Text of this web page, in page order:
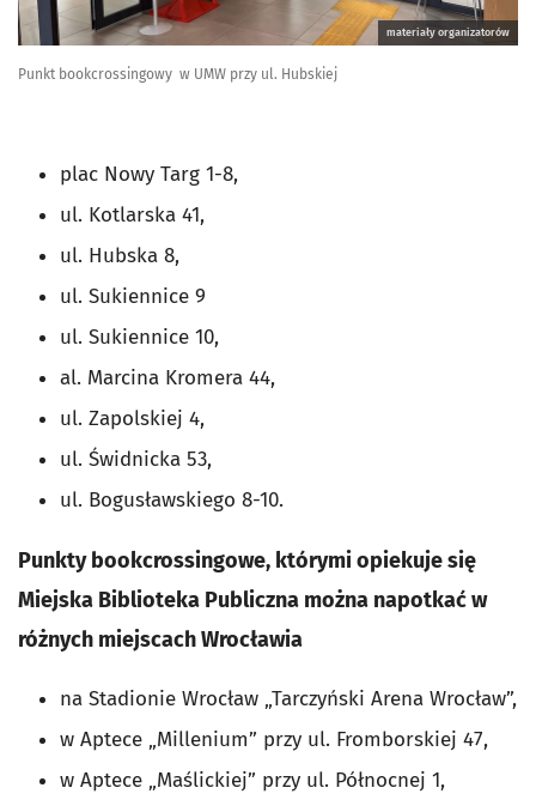
materiały organizatorów
Punkt bookcrossingowy w UMW przy ul. Hubskiej
plac Nowy Targ 1-8,
ul. Kotlarska 41,
ul. Hubska 8,
ul. Sukiennice 9
ul. Sukiennice 10,
al. Marcina Kromera 44,
ul. Zapolskiej 4,
ul. Świdnicka 53,
ul. Bogusławskiego 8-10.
Punkty bookcrossingowe, którymi opiekuje się
Miejska Biblioteka Publiczna można napotkać w
różnych miejscach Wrocławia
na Stadionie Wrocław „Tarczyński Arena Wrocław”,
w Aptece „Millenium” przy ul. Fromborskiej 47,
w Aptece „Maślickiej” przy ul. Północnej 1,